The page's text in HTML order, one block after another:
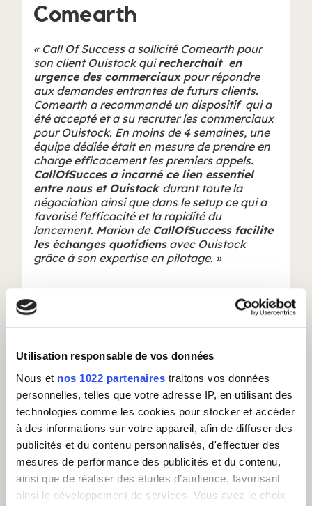
Utilisation responsable de vos données
Nous et nos 1022 partenaires traitons vos données
personnelles, telles que votre adresse IP, en utilisant des
technologies comme les cookies pour stocker et accéder
à des informations sur votre appareil, afin de diffuser des
publicités et du contenu personnalisés, d'effectuer des
mesures de performance des publicités et du contenu,
ainsi que de réaliser des études d’audience, favorisant
ainsi le développement de services. Vous avez le choix
Comearth
« Call Of Success a sollicité Comearth pour
son client Ouistock quirecherchait en
urgence des commerciaux pour répondre
aux demandes entrantes de futurs clients.
Comearth a recommandé un dispositif qui a
été accepté et a su recruter les commerciaux
pour Ouistock. En moins de 4 semaines, une
équipe dédiée était en mesure de prendre en
charge efficacement les premiers appels.
CallOfSucces a incarné ce lien essentiel
entre nous et Ouistock durant toute la
négociation ainsi que dans le setup ce qui a
favorisé l’efficacité et la rapidité du
lancement. Marion de CallOfSuccess facilite
les échanges quotidiensavec Ouistock
grâce à son expertise en pilotage. »
Le témoignage de la
consultante
Call Of Success Marion
“ J’accompagne les fondateurs de Ouistock
sur la partie stratégie et management
commercial depuis un an. Aprèsune
optimisation des outils et process en place,
nous avons choisi d’ externaliser la force de
ventechez Comearth.